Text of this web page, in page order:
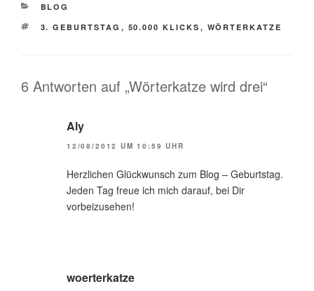
KATEGORIEN
BLOG
SCHLAGWÖRTER
3. GEBURTSTAG , 50.000 KLICKS , WÖRTERKATZE
6 Antworten auf „Wörterkatze wird drei“
Aly
12/08/2012 UM 10:59 UHR
Herzlichen Glückwunsch zum Blog – Geburtstag.
Jeden Tag freue ich mich darauf, bei Dir
vorbeizusehen!
woerterkatze